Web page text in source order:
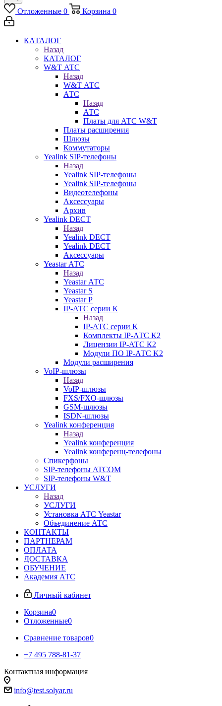
Отложенные 0 Корзина 0
КАТАЛОГ
Назад
КАТАЛОГ
W&T АТС
Назад
W&T АТС
АТС
Назад
АТС
Платы для АТС W&T
Платы расширения
Шлюзы
Коммутаторы
Yealink SIP-телефоны
Назад
Yealink SIP-телефоны
Yealink SIP-телефоны
Видеотелефоны
Аксессуары
Архив
Yealink DECT
Назад
Yealink DECT
Yealink DECT
Аксессуары
Yeastar АТС
Назад
Yeastar АТС
Yeastar S
Yeastar P
IP-АТС серии К
Назад
IP-АТС серии К
Комплекты IP-АТС К2
Лицензии IP-АТС К2
Модули ПО IP-АТС K2
Модули расширения
VoIP-шлюзы
Назад
VoIP-шлюзы
FXS/FXO-шлюзы
GSM-шлюзы
ISDN-шлюзы
Yealink конференция
Назад
Yealink конференция
Yealink конференц-телефоны
Спикерфоны
SIP-телефоны ATCOM
SIP-телефоны W&T
УСЛУГИ
Назад
УСЛУГИ
Установка АТС Yeastar
Объединение АТС
КОНТАКТЫ
ПАРТНЕРАМ
ОПЛАТА
ДОСТАВКА
ОБУЧЕНИЕ
Академия АТС
Личный кабинет
Корзина0
Отложенные0
Сравнение товаров0
+7 495 788-81-37
Контактная информация
info@test.solyar.ru